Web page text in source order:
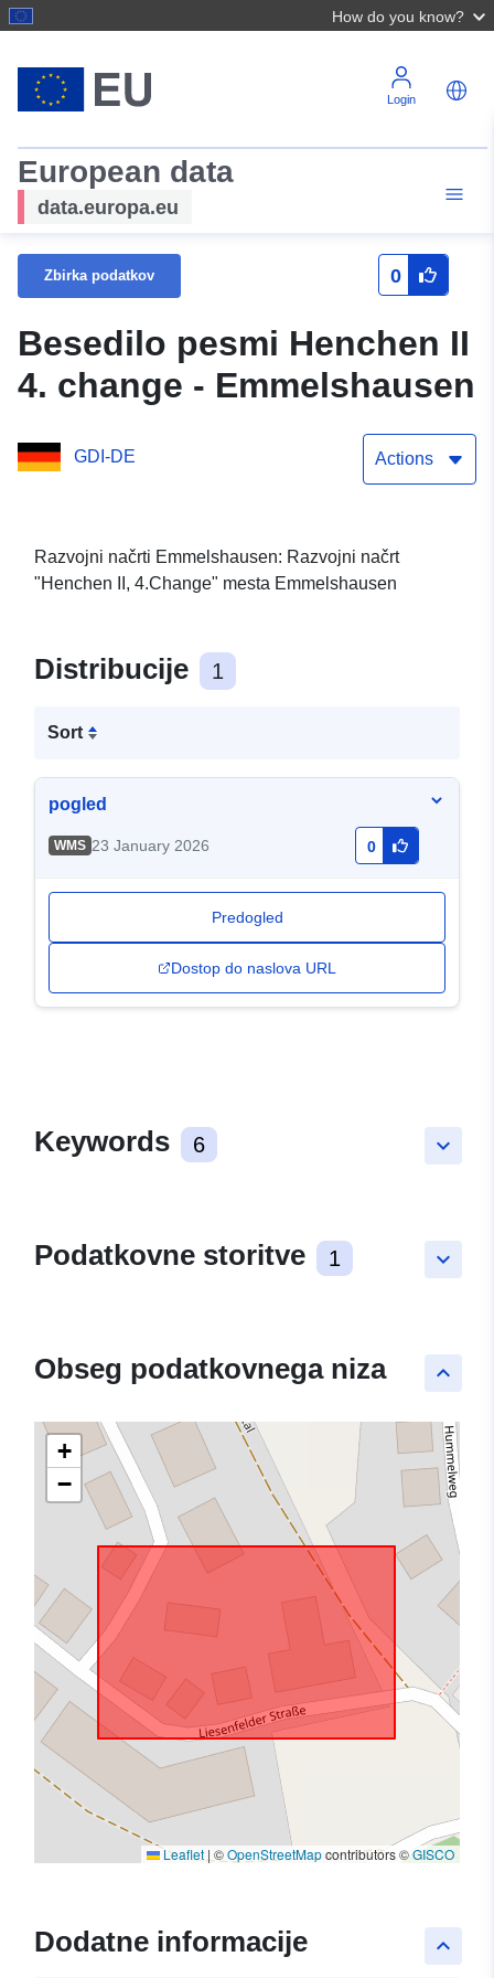
How do you know?
Login
European data
data.europa.eu
Zbirka podatkov 0
Besedilo pesmi Henchen II
4. change - Emmelshausen
GDI-DE Actions
Razvojni načrti Emmelshausen: Razvojni načrt
"Henchen II, 4.Change" mesta Emmelshausen
Distribucije 1
Sort
pogled
WMS 23 January 2026 0
Predogled
Dostop do naslova URL
keyboard_arrow_down
Keywords 6
keyboard_arrow_down
Podatkovne storitve 1
keyboard_arrow_up
Obseg podatkovnega niza
+
−
Leaflet | ©OpenStreetMapcontributors ©GISCO
keyboard_arrow_up
Dodatne informacije